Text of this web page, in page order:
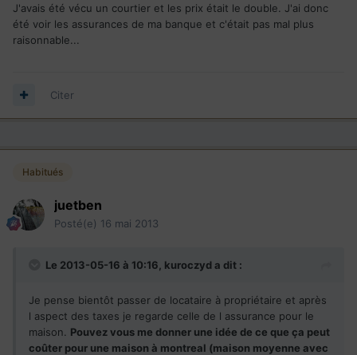
J'avais été vécu un courtier et les prix était le double. J'ai donc
été voir les assurances de ma banque et c'était pas mal plus
raisonnable...
Citer
Habitués
juetben
Posté(e) 16 mai 2013
Le 2013-05-16 à 10:16, kuroczyd a dit :
Je pense bientôt passer de locataire à propriétaire et après
l aspect des taxes je regarde celle de l assurance pour le
maison. Pouvez vous me donner une idée de ce que ça peut
coûter pour une maison à montreal (maison moyenne avec